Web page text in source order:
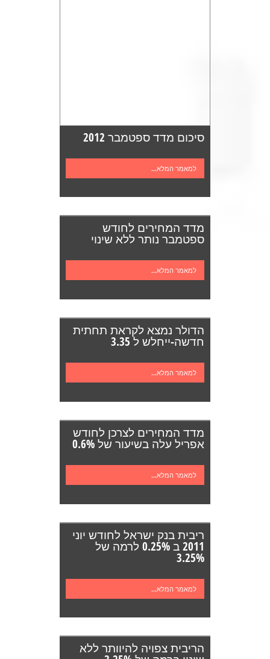
סיכום מדד ספטמבר 2012
למאמר המלא...
מדד המחירים לחודש
ספטמבר נותר ללא שינוי
למאמר המלא...
הדולר נמצא לקראת תחתית
חדשה-ייחלש ל 3.35
למאמר המלא...
מדד המחירים לצרכן לחודש
אפריל עלה בשיעור של 0.6%
למאמר המלא...
ריבית בנק ישראל לחודש יוני
2011 ב 0.25% לרמה של
3.25%
למאמר המלא...
הריבית צפויה להיוותר ללא